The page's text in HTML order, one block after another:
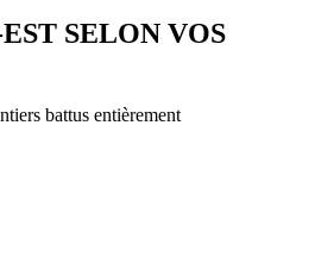
SELON VOS
battus entièrement